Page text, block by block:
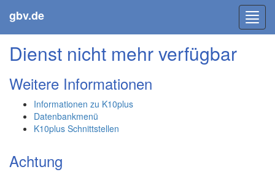
gbv.de
Dienst nicht mehr verfügbar
Weitere Informationen
Informationen zu K10plus
Datenbankmenü
K10plus Schnittstellen
Achtung